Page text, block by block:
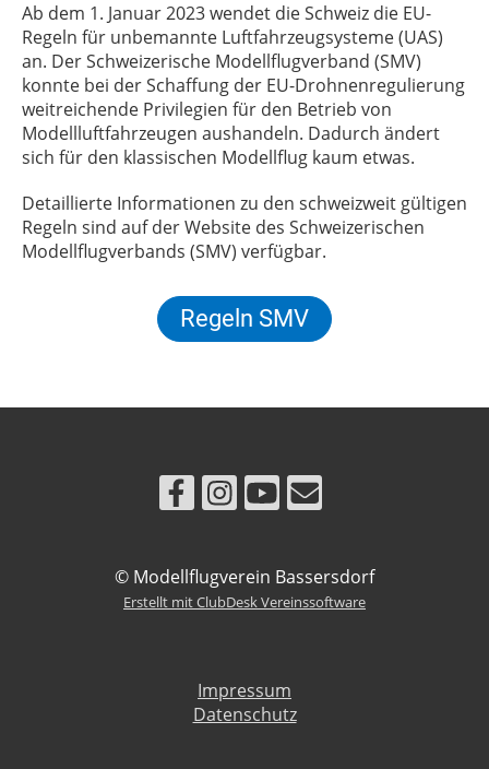
Ab dem 1. Januar 2023 wendet die Schweiz die EU-
Regeln für unbemannte Luftfahrzeugsysteme (UAS)
an. Der Schweizerische Modellflugverband (SMV)
konnte bei der Schaffung der EU-Drohnenregulierung
weitreichende Privilegien für den Betrieb von
Modellluftfahrzeugen aushandeln. Dadurch ändert
sich für den klassischen Modellflug kaum etwas.
Detaillierte Informationen zu den schweizweit gültigen
Regeln sind auf der Website des Schweizerischen
Modellflugverbands (SMV) verfügbar.
Regeln SMV
© Modellflugverein Bassersdorf
Erstellt mit ClubDesk Vereinssoftware
Impressum
Datenschutz